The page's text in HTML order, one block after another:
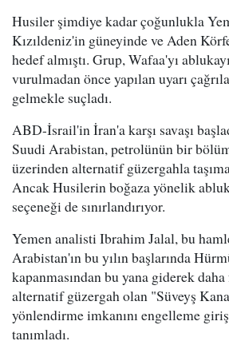
Husiler şimdiye kadar çoğunlukla
Kızıldeniz'in güneyinde ve Aden
hedef almıştı. Grup, Wafaa'yı
vurulmadan önce yapılan uyarı
gelmekle suçladı.
ABD-İsrail'in İran'a karşı savaşı
Suudi Arabistan, petrolünün bir
üzerinden alternatif güzergahla
Ancak Husilerin boğaza yönelik
seçeneği de sınırlandırıyor.
Yemen analisti Ibrahim Jalal, bu
Arabistan'ın bu yılın başlarında
kapanmasından bu yana giderek
alternatif güzergah olan "Süveyş
yönlendirme imkanını engelleme
tanımladı.